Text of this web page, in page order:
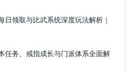
日领取与比武系统深度玩法解析｜
任务、戒指成长与门派体系全面解